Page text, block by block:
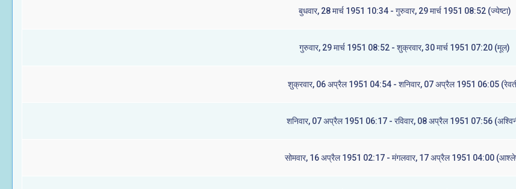
बुधवार, 28 मार्च 1951 10:34 - गुरुवार, 29 मार्च 1951 08:52 (ज्येष्टा)
गुरुवार, 29 मार्च 1951 08:52 - शुक्रवार, 30 मार्च 1951 07:20 (मूल)
शुक्रवार, 06 अप्रैल 1951 04:54 - शनिवार, 07 अप्रैल 1951 06:05
शनिवार, 07 अप्रैल 1951 06:17 - रविवार, 08 अप्रैल 1951 07:56
सोमवार, 16 अप्रैल 1951 02:17 - मंगलवार, 17 अप्रैल 1951 04:00